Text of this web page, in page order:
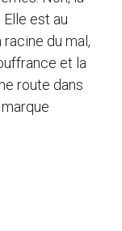
est au
du mal,
et la
route dans